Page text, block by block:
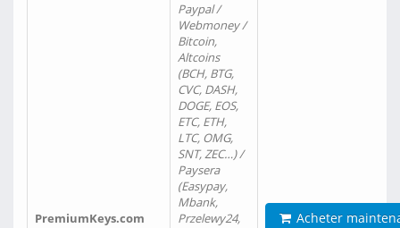
PremiumKeys.com
Paypal /
Webmoney /
Bitcoin,
Altcoins
(BCH, BTG,
CVC, DASH,
DOGE, EOS,
ETC, ETH,
LTC, OMG,
SNT, ZEC…) /
Paysera
(Easypay,
Mbank,
Przelewy24,
Acheter